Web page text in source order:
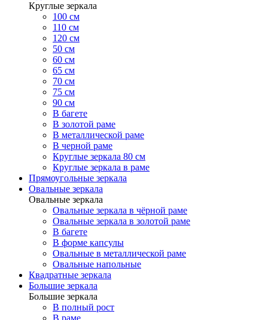
Круглые зеркала
100 см
110 см
120 см
50 см
60 см
65 см
70 см
75 см
90 см
В багете
В золотой раме
В металлической раме
В черной раме
Круглые зеркала 80 см
Круглые зеркала в раме
Прямоугольные зеркала
Овальные зеркала
Овальные зеркала
Овальные зеркала в чёрной раме
Овальные зеркала в золотой раме
В багете
В форме капсулы
Овальные в металлической раме
Овальные напольные
Квадратные зеркала
Большие зеркала
Большие зеркала
В полный рост
В раме